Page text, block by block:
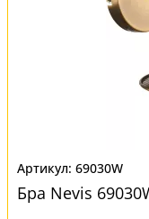
69030W
Бра Nevis